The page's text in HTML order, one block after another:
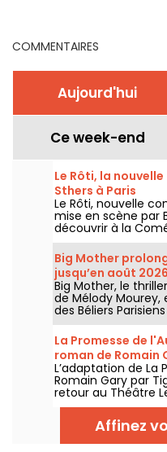
COMMENTAIRES
Aujourd'hui
Ce week-end
Le Rôti, la
Sthers à Paris
Le Rôti, nouvelle
mise en scène par
découvrir à la
jusqu’au 15 octobre
Big Mother
jusqu’en août 2026
Big Mother, le
de Mélody
des Béliers
2026, avec des
dimanche.
La Promesse de
roman de Romain
Contrescarpe
L’adaptation de La
Romain Gary par
retour au Théâtre
août 2026.
Affinez